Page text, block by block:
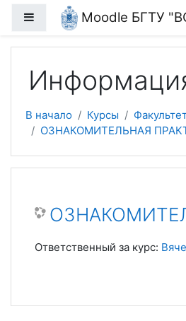
Перейти к основному содержанию
Боковая панельMoodle БГТУ
В начало Курсы
ОЗНАКОМИТЕЛЬНАЯ
Ответственный за курс: